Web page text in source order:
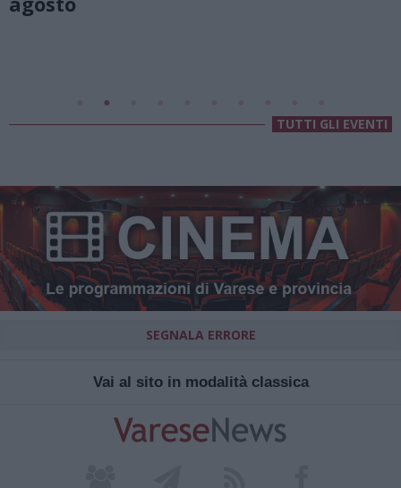
Valsolda
TUTTI GLI EVENTI
SEGNALA ERRORE
Vai al sito in modalità classica